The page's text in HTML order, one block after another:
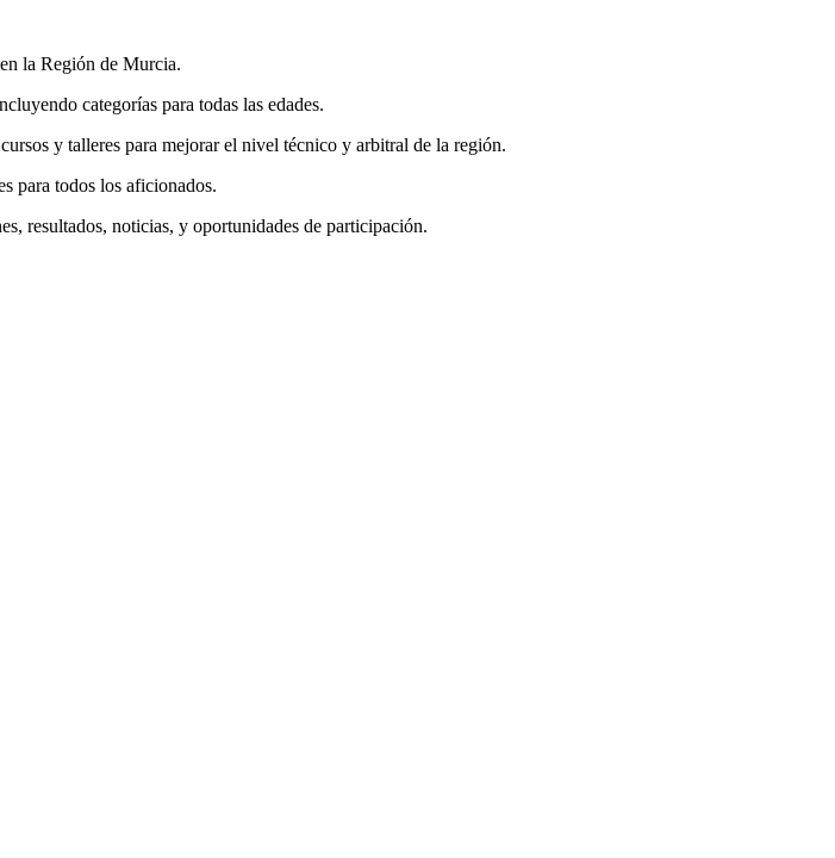
la Región de Murcia.
categorías para todas las edades.
y talleres para mejorar el nivel técnico y arbitral de la región.
para todos los aficionados.
resultados, noticias, y oportunidades de participación.